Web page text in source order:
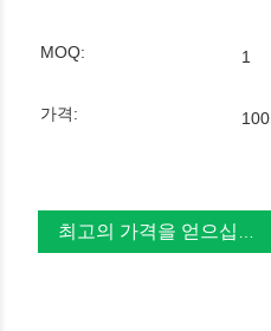
MOQ: 1
가격: 100
최고의 가격을 얻으십시오